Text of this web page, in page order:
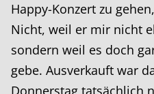
Happy-Konzert zu
Nicht, weil er mir nicht
sondern weil es doch
gebe. Ausverkauft war
Donnerstag tatsächlich